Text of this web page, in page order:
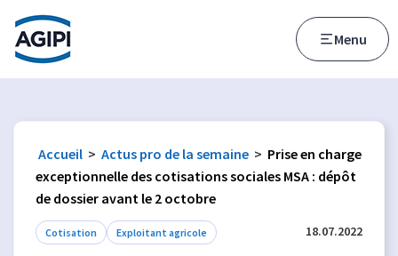
Accès au menu
Accès au contenu principal
Menu
Accueil > Actus pro de la semaine > Prise en charge
exceptionnelle des cotisations sociales MSA : dépôt
de dossier avant le 2 octobre
Cotisation Exploitant agricole 18.07.2022